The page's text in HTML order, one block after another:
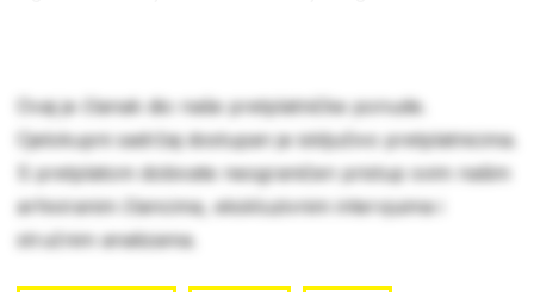
Ovaj je članak dio naše pretplatničke ponude.
Cjelokupni sadržaj dostupan je isključivo pretplatnicima.
S pretplatom dobivate neograničen pristup svim našim
arhiviranim člancima, ekskluzivnim intervjuima i
stručnim analizama.